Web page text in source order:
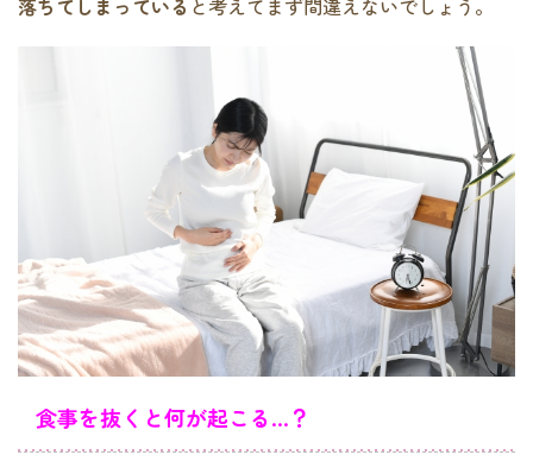
食事を抜くと何が起こる…？